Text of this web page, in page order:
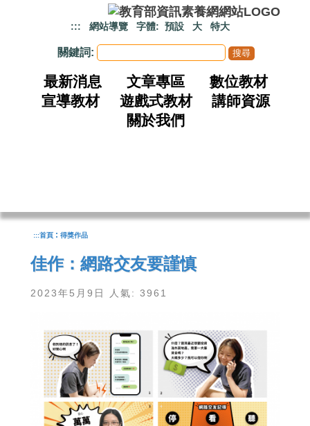
::: 網站導覽 字體: 預設 大 特大
關鍵詞:
最新消息 文章專區
數位教材
宣導教材
遊戲式教材
講師資源
關於我們
:::首頁 : 得獎作品
佳作：網路交友要謹慎
2023年5月9日 人氣: 3961